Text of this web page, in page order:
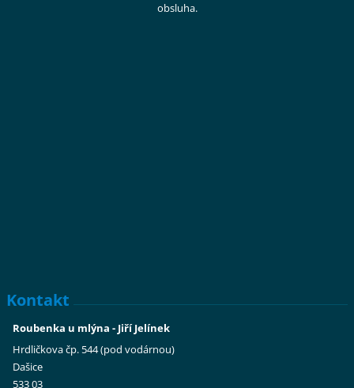
obsluha.
Kontakt
Roubenka u mlýna - Jiří Jelínek
Hrdličkova čp. 544 (pod vodárnou)
Dašice
533 03